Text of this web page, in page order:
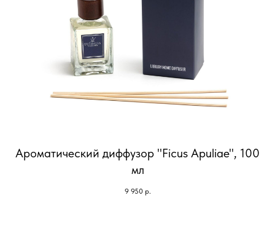
Ароматический диффузор "Ficus Apuliae", 100
мл
9 950 р.